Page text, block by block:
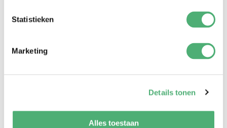
Statistieken
Marketing
Details tonen
Alles toestaan
Ringe
Geschenke für die Mutterschaft
Abonnements
Verkauf